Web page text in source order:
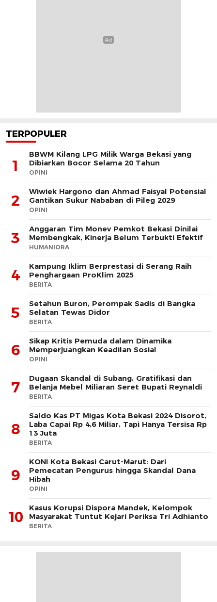
TERPOPULER
1
BBWM Kilang LPG Milik Warga Bekasi yang
Dibiarkan Bocor Selama 20 Tahun
OPINI
2
Wiwiek Hargono dan Ahmad Faisyal Potensial
Gantikan Sukur Nababan di Pileg 2029
OPINI
3
Anggaran Tim Monev Pemkot Bekasi Dinilai
Membengkak, Kinerja Belum Terbukti Efektif
HUMANIORA
4
Kampung Iklim Berprestasi di Serang Raih
Penghargaan ProKlim 2025
BERITA
5
Setahun Buron, Perompak Sadis di Bangka
Selatan Tewas Didor
BERITA
6
Sikap Kritis Pemuda dalam Dinamika
Memperjuangkan Keadilan Sosial
OPINI
7
Dugaan Skandal di Subang, Gratifikasi dan
Belanja Mebel Miliaran Seret Bupati Reynaldi
BERITA
8
Saldo Kas PT Migas Kota Bekasi 2024 Disorot,
Laba Capai Rp 4,6 Miliar, Tapi Hanya Tersisa Rp
13 Juta
BERITA
9
KONI Kota Bekasi Carut-Marut: Dari
Pemecatan Pengurus hingga Skandal Dana
Hibah
OPINI
10
Kasus Korupsi Dispora Mandek, Kelompok
Masyarakat Tuntut Kejari Periksa Tri Adhianto
BERITA